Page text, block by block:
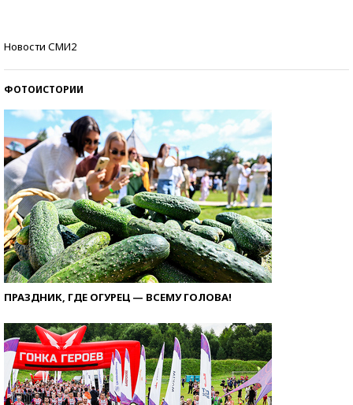
Новости СМИ2
ФОТОИСТОРИИ
ПРАЗДНИК, ГДЕ ОГУРЕЦ — ВСЕМУ ГОЛОВА!